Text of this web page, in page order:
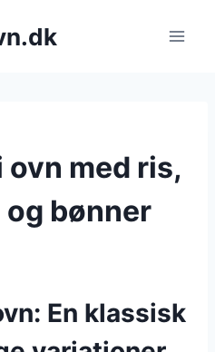
med ris,
bønner
En klassisk